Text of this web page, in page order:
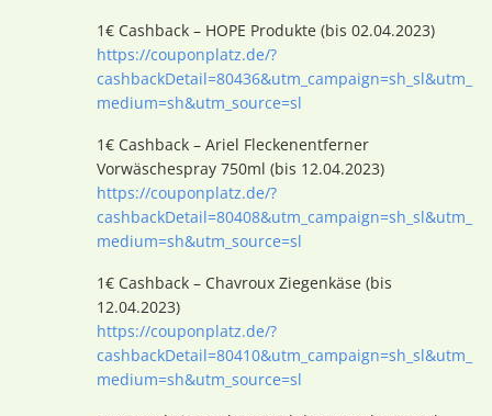
1€ Cashback – HOPE Produkte (bis 02.04.2023)
https://couponplatz.de/?
cashbackDetail=80436&utm_campaign=sh_sl&utm_
medium=sh&utm_source=sl
1€ Cashback – Ariel Fleckenentferner
Vorwäschespray 750ml (bis 12.04.2023)
https://couponplatz.de/?
cashbackDetail=80408&utm_campaign=sh_sl&utm_
medium=sh&utm_source=sl
1€ Cashback – Chavroux Ziegenkäse (bis
12.04.2023)
https://couponplatz.de/?
cashbackDetail=80410&utm_campaign=sh_sl&utm_
medium=sh&utm_source=sl